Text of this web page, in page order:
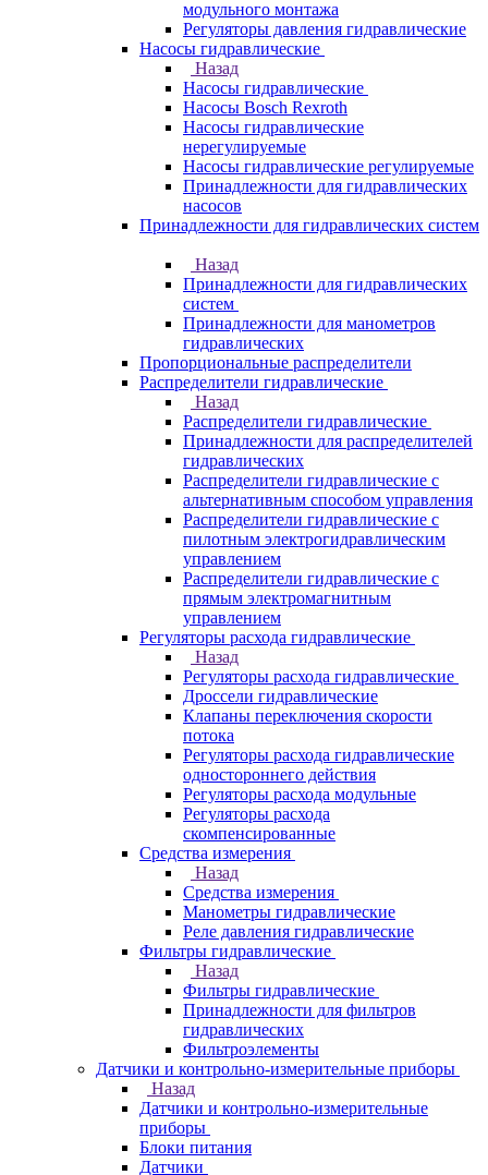
модульного монтажа
Регуляторы давления гидравлические
Насосы гидравлические
Назад
Насосы гидравлические
Насосы Bosch Rexroth
Насосы гидравлические
нерегулируемые
Насосы гидравлические регулируемые
Принадлежности для гидравлических
насосов
Принадлежности для гидравлических систем
Назад
Принадлежности для гидравлических
систем
Принадлежности для манометров
гидравлических
Пропорциональные распределители
Распределители гидравлические
Назад
Распределители гидравлические
Принадлежности для распределителей
гидравлических
Распределители гидравлические с
альтернативным способом управления
Распределители гидравлические с
пилотным электрогидравлическим
управлением
Распределители гидравлические с
прямым электромагнитным
управлением
Регуляторы расхода гидравлические
Назад
Регуляторы расхода гидравлические
Дроссели гидравлические
Клапаны переключения скорости
потока
Регуляторы расхода гидравлические
одностороннего действия
Регуляторы расхода модульные
Регуляторы расхода
скомпенсированные
Средства измерения
Назад
Средства измерения
Манометры гидравлические
Реле давления гидравлические
Фильтры гидравлические
Назад
Фильтры гидравлические
Принадлежности для фильтров
гидравлических
Фильтроэлементы
Датчики и контрольно-измерительные приборы
Назад
Датчики и контрольно-измерительные
приборы
Блоки питания
Датчики